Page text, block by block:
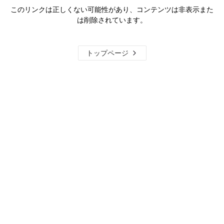
このリンクは正しくない可能性があり、コンテンツは非表示また
は削除されています。
トップページ